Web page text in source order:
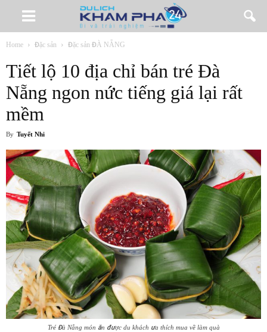
Home Đặc sản Đặc sản ĐÀ NẴNG
Tiết lộ 10 địa chỉ bán tré Đà
Nẵng ngon nức tiếng giá lại rất
mềm
By Tuyết Nhi
Tré Đà Nẵng món ăn được du khách ưa thích mua về làm quà